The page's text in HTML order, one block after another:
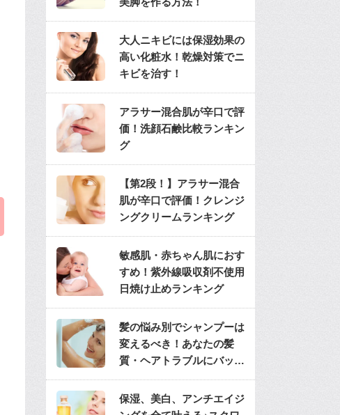
大人ニキビには保湿効果の
高い化粧水！乾燥対策でニ
キビを治す！
アラサー混合肌が辛口で評
価！洗顔石鹸比較ランキン
グ
【第2段！】アラサー混合
肌が辛口で評価！クレンジ
ングクリームランキング
敏感肌・赤ちゃん肌におす
すめ！紫外線吸収剤不使用
日焼け止めランキング
髪の悩み別でシャンプーは
変えるべき！あなたの髪
質・ヘアトラブルにバッチ
リのシャンプーは？
保湿、美白、アンチエイジ